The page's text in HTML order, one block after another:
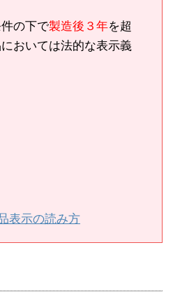
の下で製造後３年を超
おいては法的な表示義
表示の読み方